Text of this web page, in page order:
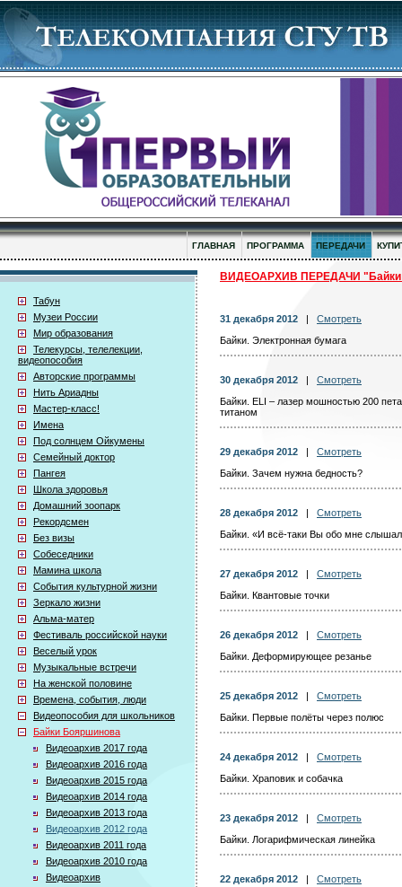
ГЛАВНАЯ ПРОГРАММА ПЕРЕДАЧИ
Табун
Музеи России
Мир образования
Телекурсы, телелекции,
видеопособия
Авторские программы
Нить Ариадны
Мастер-класс!
Имена
Под солнцем Ойкумены
Семейный доктор
Пангея
Школа здоровья
Домашний зоопарк
Рекордсмен
Без визы
Собеседники
Мамина школа
События культурной жизни
Зеркало жизни
Альма-матер
Фестиваль российской науки
Веселый урок
Музыкальные встречи
На женской половине
Времена, события, люди
Видеопособия для школьников
Байки Бояршинова
Видеоархив 2017 года
Видеоархив 2016 года
Видеоархив 2015 года
Видеоархив 2014 года
Видеоархив 2013 года
Видеоархив 2012 года
Видеоархив 2011 года
Видеоархив 2010 года
Видеоархив
ВИДЕОАРХИВ ПЕРЕДАЧИ "Байки
31 декабря 2012
Смотреть
Байки. Электронная бумага
30 декабря 2012
Смотреть
Байки. ELI – лазер мошностью 200
титаном
29 декабря 2012
Смотреть
Байки. Зачем нужна бедность?
28 декабря 2012
Смотреть
Байки. «И всё-таки Вы обо мне
27 декабря 2012
Смотреть
Байки. Квантовые точки
26 декабря 2012
Смотреть
Байки. Деформирующее резанье
25 декабря 2012
Смотреть
Байки. Первые полёты через полюс
24 декабря 2012
Смотреть
Байки. Храповик и собачка
23 декабря 2012
Смотреть
Байки. Логарифмическая линейка
22 декабря 2012
Смотреть